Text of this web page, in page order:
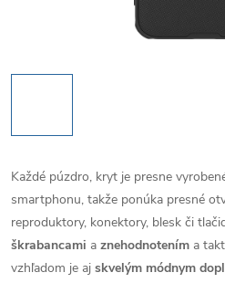
Každé púzdro, kryt je presne
smartphonu, takže ponúka presné
reproduktory, konektory, blesk či
škrabancami a znehodnotením a
vzhľadom je aj skvelým módnym